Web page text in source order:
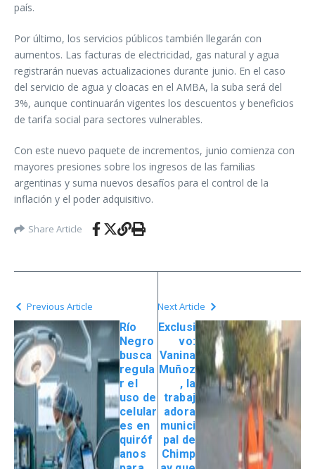
país.
Por último, los servicios públicos también llegarán con
aumentos. Las facturas de electricidad, gas natural y agua
registrarán nuevas actualizaciones durante junio. En el caso
del servicio de agua y cloacas en el AMBA, la suba será del
3%, aunque continuarán vigentes los descuentos y beneficios
de tarifa social para sectores vulnerables.
Con este nuevo paquete de incrementos, junio comienza con
mayores presiones sobre los ingresos de las familias
argentinas y suma nuevos desafíos para el control de la
inflación y el poder adquisitivo.
Share Article
Previous Article
Río
Negro
busca
regula
r el
uso de
celular
es en
quiróf
anos
Next Article
Exclusi
vo:
Vanina
Muñoz
, la
trabaj
adora
munici
pal de
Chimp